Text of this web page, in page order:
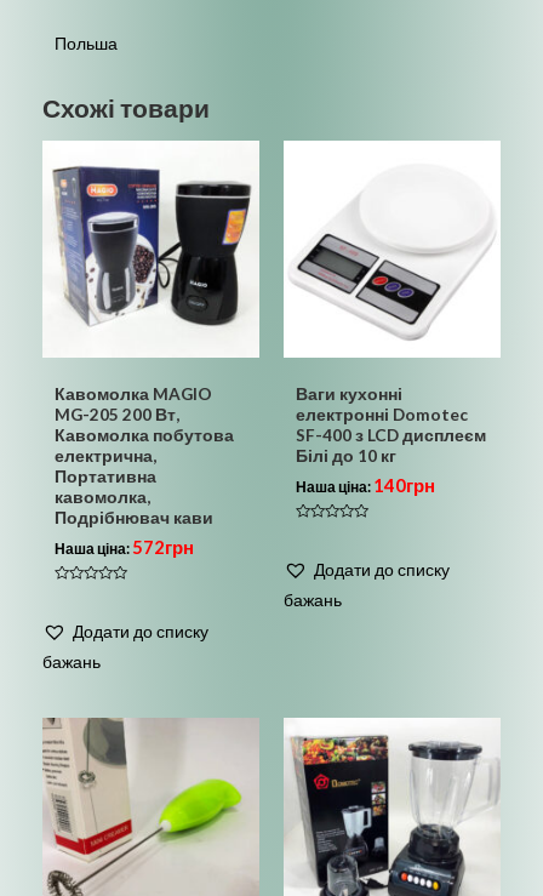
Польша
Схожі товари
Кавомолка MAGIO
MG-205 200 Вт,
Кавомолка побутова
електрична,
Портативна
кавомолка,
Подрібнювач кави
Наша ціна: 572грн
з
Додати до списку
бажань
Ваги кухонні
електронні Domotec
SF-400 з LCD дисплеєм
Білі до 10 кг
Наша ціна: 140грн
з
Додати до списку
бажань